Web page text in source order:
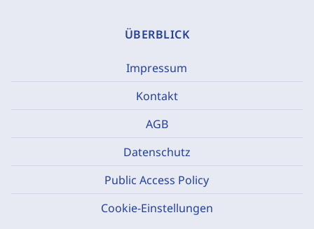
ÜBERBLICK
Impressum
Kontakt
AGB
Datenschutz
Public Access Policy
Cookie-Einstellungen